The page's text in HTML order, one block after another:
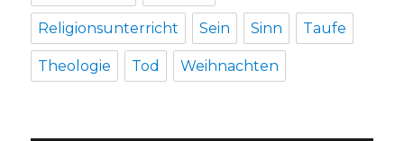
Religionsunterricht Sein Sinn Taufe
Theologie Tod Weihnachten